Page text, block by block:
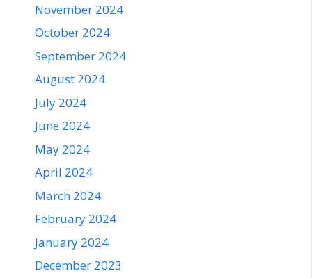
November 2024
October 2024
September 2024
August 2024
July 2024
June 2024
May 2024
April 2024
March 2024
February 2024
January 2024
December 2023